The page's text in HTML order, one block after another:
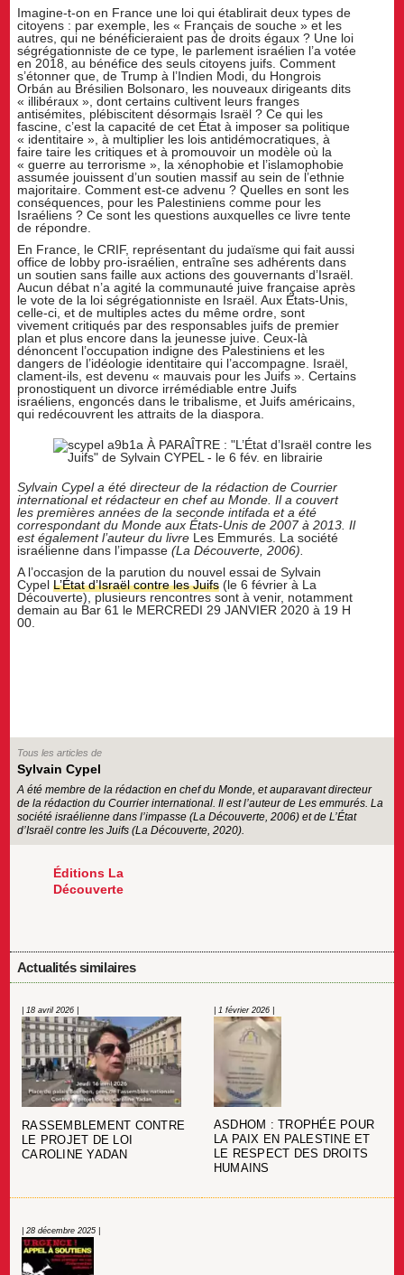
Imagine-t-on en France une loi qui établirait deux types de
citoyens : par exemple, les « Français de souche » et les
autres, qui ne bénéficieraient pas de droits égaux ? Une loi
ségrégationniste de ce type, le parlement israélien l’a votée
en 2018, au bénéfice des seuls citoyens juifs. Comment
s’étonner que, de Trump à l’Indien Modi, du Hongrois
Orbán au Brésilien Bolsonaro, les nouveaux dirigeants dits
« illibéraux », dont certains cultivent leurs franges
antisémites, plébiscitent désormais Israël ? Ce qui les
fascine, c’est la capacité de cet État à imposer sa politique
« identitaire », à multiplier les lois antidémocratiques, à
faire taire les critiques et à promouvoir un modèle où la
« guerre au terrorisme », la xénophobie et l’islamophobie
assumée jouissent d’un soutien massif au sein de l’ethnie
majoritaire. Comment est-ce advenu ? Quelles en sont les
conséquences, pour les Palestiniens comme pour les
Israéliens ? Ce sont les questions auxquelles ce livre tente
de répondre.
En France, le CRIF, représentant du judaïsme qui fait aussi
office de lobby pro-israélien, entraîne ses adhérents dans
un soutien sans faille aux actions des gouvernants d’Israël.
Aucun débat n’a agité la communauté juive française après
le vote de la loi ségrégationniste en Israël. Aux États-Unis,
celle-ci, et de multiples actes du même ordre, sont
vivement critiqués par des responsables juifs de premier
plan et plus encore dans la jeunesse juive. Ceux-là
dénoncent l’occupation indigne des Palestiniens et les
dangers de l’idéologie identitaire qui l’accompagne. Israël,
clament-ils, est devenu « mauvais pour les Juifs ». Certains
pronostiquent un divorce irrémédiable entre Juifs
israéliens, engoncés dans le tribalisme, et Juifs américains,
qui redécouvrent les attraits de la diaspora.
Sylvain Cypel a été directeur de la rédaction de Courrier
international et rédacteur en chef au Monde. Il a couvert
les premières années de la seconde intifada et a été
correspondant du Monde aux États-Unis de 2007 à 2013. Il
est également l’auteur du livre Les Emmurés. La société
israélienne dans l’impasse(La Découverte, 2006).
A l’occasion de la parution du nouvel essai de Sylvain
CypelL’État d’Israël contre les Juifs (le 6 février à La
Découverte), plusieurs rencontres sont à venir, notamment
demain au Bar 61 le MERCREDI 29 JANVIER 2020 à 19 H
00.
Tous les articles de
Sylvain Cypel
A été membre de la rédaction en chef du Monde, et auparavant directeur
de la rédaction du Courrier international. Il est l’auteur de Les emmurés. La
société israélienne dans l’impasse (La Découverte, 2006) et de L’État
d’Israël contre les Juifs (La Découverte, 2020).
Éditions La
Découverte
Actualités similaires
| 18 avril 2026 |
RASSEMBLEMENT CONTRE
LE PROJET DE LOI
CAROLINE YADAN
| 1 février 2026 |
ASDHOM : TROPHÉE POUR
LA PAIX EN PALESTINE ET
LE RESPECT DES DROITS
HUMAINS
| 28 décembre 2025 |